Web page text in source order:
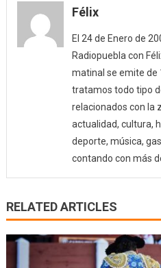
Félix
El 24 de Enero de
Radiopuebla con
matinal se emite de
tratamos todo tipo
relacionados con la
actualidad, cultura,
deporte, música,
contando con más
RELATED ARTICLES